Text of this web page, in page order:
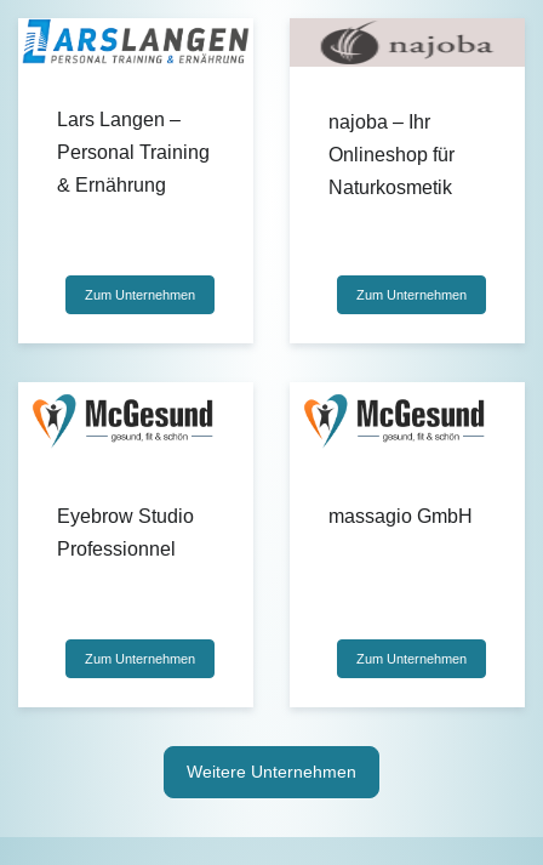
Lars Langen –
Personal Training
& Ernährung
Zum Unternehmen
najoba – Ihr
Onlineshop für
Naturkosmetik
Zum Unternehmen
Eyebrow Studio
Professionnel
Zum Unternehmen
massagio GmbH
Zum Unternehmen
Weitere Unternehmen